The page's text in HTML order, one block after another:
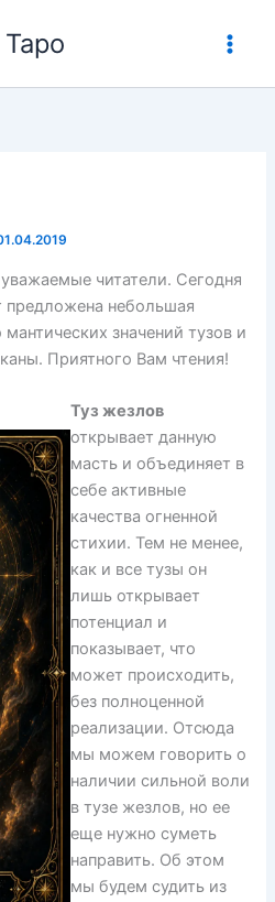
читатели. Сегодня
небольшая
значений тузов и
Приятного Вам чтения!
Туз жезлов
открывает данную
масть и объединяет в
себе активные
качества огненной
стихии. Тем не менее,
как и все тузы он
лишь открывает
потенциал и
показывает, что
может происходить,
без полноценной
реализации. Отсюда
мы можем говорить о
наличии сильной воли
в тузе жезлов, но ее
еще нужно суметь
направить. Об этом
мы будем судить из